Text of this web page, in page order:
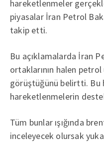
hareketlenmeler
piyasalar İran Petrol
takip etti.
Bu açıklamalarda İran
ortaklarının halen petrol
görüştüğünü belirtti. Bu
hareketlenmelerin
Tüm bunlar ışığında
inceleyecek olursak